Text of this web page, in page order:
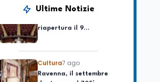
Ultime Notizie
Camere in ferie,
settembre tra legge
elettorale e Rai. La
Bari il 4 settembre per
celebrare il governo più
longevo dell’Italia
Ravenna, il settembre
dantesco nel 705°
anniversario della morte